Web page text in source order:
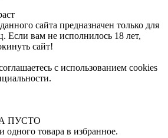
сайта предназначен только для
Если вам не исполнилось 18 лет,
сайт!
с использованием cookies
ПУСТО
товара в избранное.